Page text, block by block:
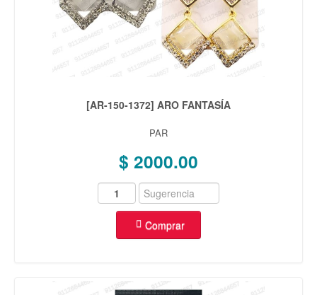
[AR-150-1372] ARO FANTASÍA
PAR
$ 2000.00
Comprar